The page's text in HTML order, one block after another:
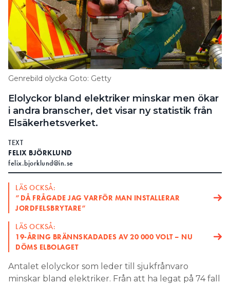
Genrebild olycka Goto: Getty
Elolyckor bland elektriker minskar men ökar
i andra branscher, det visar ny statistik från
Elsäkerhetsverket.
TEXT
FELIX BJÖRKLUND
felix.bjorklund@in.se
LÄS OCKSÅ:
”DÅ FRÅGADE JAG VARFÖR MAN INSTALLERAR
JORDFELSBRYTARE”
LÄS OCKSÅ:
19-ÅRING BRÄNNSKADADES AV 20 000 VOLT – NU
DÖMS ELBOLAGET
Antalet elolyckor som leder till sjukfrånvaro
minskar bland elektriker. Från att ha legat på 74 fall